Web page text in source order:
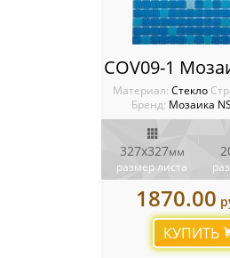
Материал: Стекло
Бренд: Мозаика
327x327мм
размер листа
1870.00
КУПИТЬ